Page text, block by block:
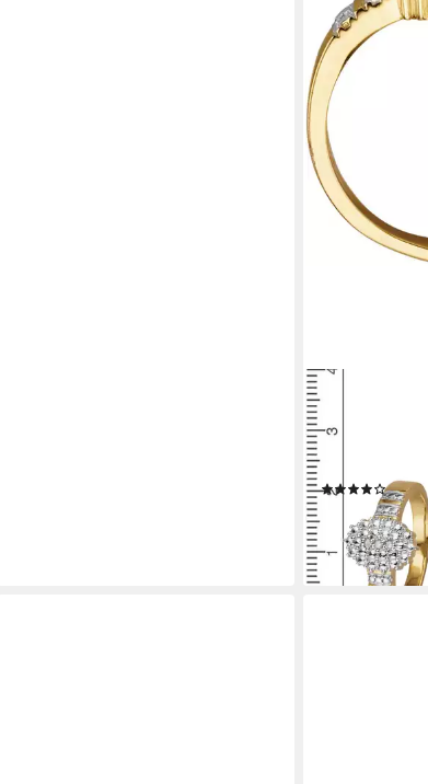
Silber 925
(5)
115,14 € UVP
-11%
lieferbar - in 1-2